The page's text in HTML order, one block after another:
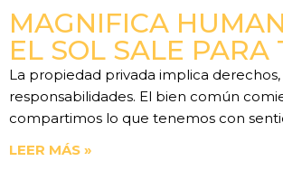
MAGNIFICA
EL SOL SALE PARA
La propiedad privada implica
responsabilidades. El bien común
compartimos lo que tenemos con
LEER MÁS »